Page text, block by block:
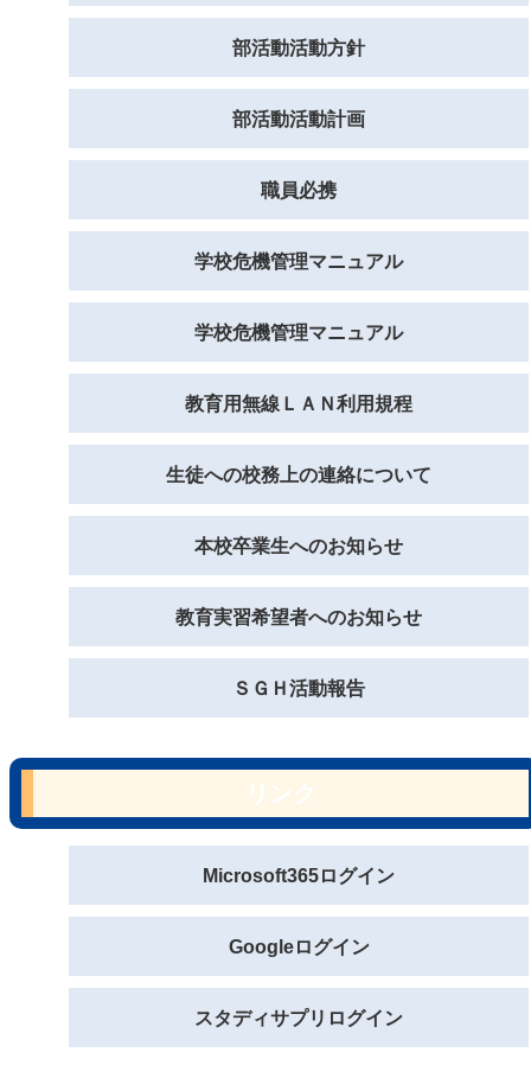
部活動活動方針
部活動活動計画
職員必携
学校危機管理マニュアル
学校危機管理マニュアル
教育用無線ＬＡＮ利用規程
生徒への校務上の連絡について
本校卒業生へのお知らせ
教育実習希望者へのお知らせ
ＳＧＨ活動報告
Microsoft365ログイン
Googleログイン
スタディサプリログイン